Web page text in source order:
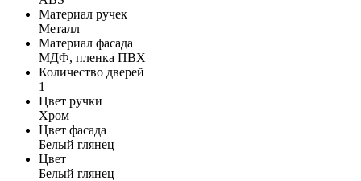
Материал ручек
Металл
Материал фасада
МДФ, пленка ПВХ
Количество дверей
1
Цвет ручки
Хром
Цвет фасада
Белый глянец
Цвет
Белый глянец